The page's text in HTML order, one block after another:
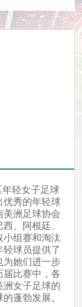
轻女子足球
优秀的年轻球
美洲足球协会
、阿根廷、
组赛和淘汰
球员提供了
为她们进一步
比赛中，各
女子足球的
蓬勃发展。